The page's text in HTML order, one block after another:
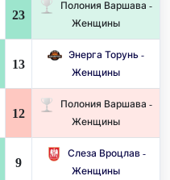
23
Полония Варшава -
Женщины
13
Энерга Торунь -
Женщины
12
Полония Варшава -
Женщины
9
Слеза Вроцлав -
Женщины